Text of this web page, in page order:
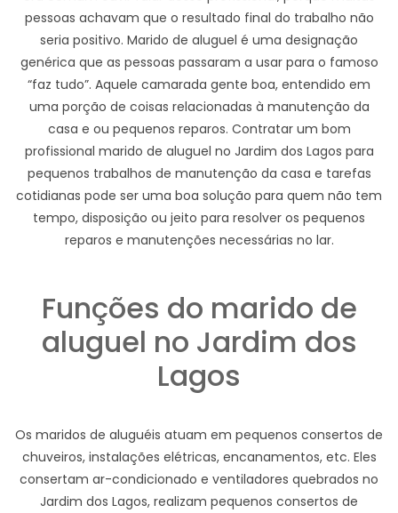
pessoas achavam que o resultado final do trabalho não
seria positivo. Marido de aluguel é uma designação
genérica que as pessoas passaram a usar para o famoso
“faz tudo”. Aquele camarada gente boa, entendido em
uma porção de coisas relacionadas à manutenção da
casa e ou pequenos reparos. Contratar um bom
profissional marido de aluguel no Jardim dos Lagos para
pequenos trabalhos de manutenção da casa e tarefas
cotidianas pode ser uma boa solução para quem não tem
tempo, disposição ou jeito para resolver os pequenos
reparos e manutenções necessárias no lar.
Funções do marido de
aluguel no Jardim dos
Lagos
Os maridos de aluguéis atuam em pequenos consertos de
chuveiros, instalações elétricas, encanamentos, etc. Eles
consertam ar-condicionado e ventiladores quebrados no
Jardim dos Lagos, realizam pequenos consertos de